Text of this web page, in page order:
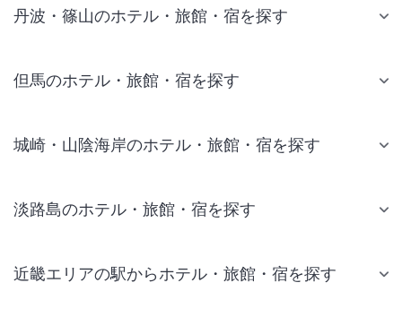
丹波・篠山のホテル・旅館・宿を探す
但馬のホテル・旅館・宿を探す
城崎・山陰海岸のホテル・旅館・宿を探す
淡路島のホテル・旅館・宿を探す
近畿エリアの駅からホテル・旅館・宿を探す